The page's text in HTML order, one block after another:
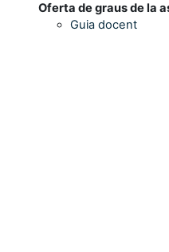
Oferta de graus de la
Guia docent